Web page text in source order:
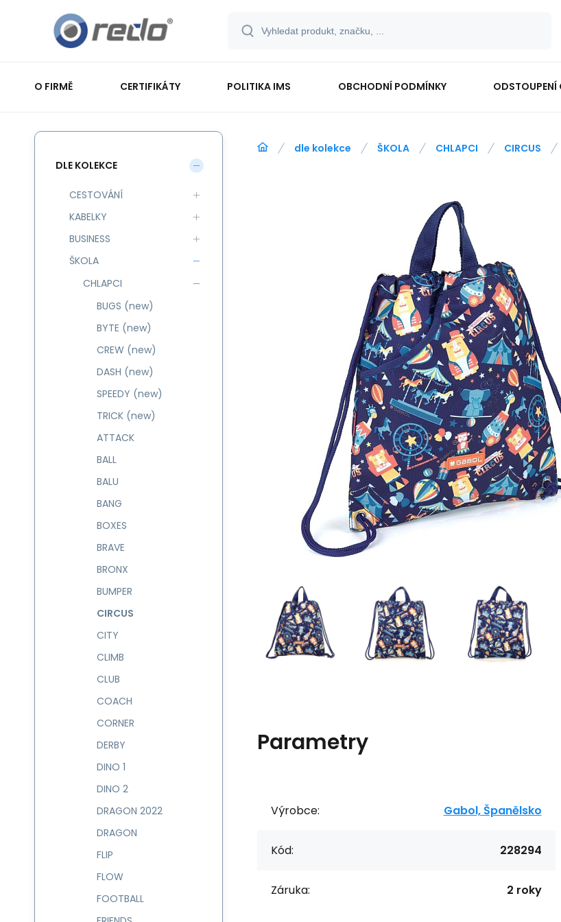
O FIRMĚ CERTIFIKÁTY POLITIKA IMS OBCHODNÍ PODMÍNKY ODSTOUPENÍ
dle kolekce ŠKOLA CHLAPCI CIRCUS
Parametry
Výrobce: Gabol, Španělsko
Kód: 228294
Záruka: 2 roky
DLE KOLEKCE
CESTOVÁNÍ
KABELKY
BUSINESS
ŠKOLA
CHLAPCI
BUGS (new)
BYTE (new)
CREW (new)
DASH (new)
SPEEDY (new)
TRICK (new)
ATTACK
BALL
BALU
BANG
BOXES
BRAVE
BRONX
BUMPER
CIRCUS
CITY
CLIMB
CLUB
COACH
CORNER
DERBY
DINO 1
DINO 2
DRAGON 2022
DRAGON
FLIP
FLOW
FOOTBALL